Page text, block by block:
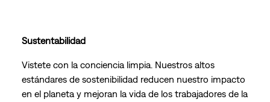
Sustentabilidad
Vistete con la conciencia limpia. Nuestros altos
estándares de sostenibilidad reducen nuestro impacto
en el planeta y mejoran la vida de los trabajadores de la